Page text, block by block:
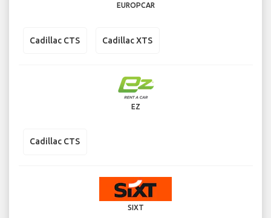
EUROPCAR
Cadillac CTS Cadillac XTS
EZ
Cadillac CTS
SIXT